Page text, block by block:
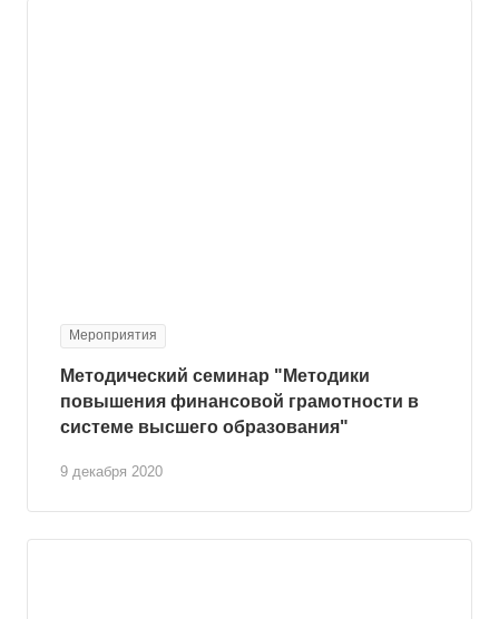
Мероприятия
9 декабря 2020
Методический семинар "Методики
повышения финансовой грамотности в
системе высшего образования"